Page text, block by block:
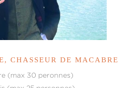
CHASSEUR DE MACABRE
(max 30 peronnes)